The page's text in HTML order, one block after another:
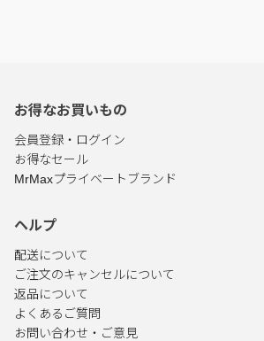
お得なお買いもの
会員登録・ログイン
お得なセール
MrMaxプライベートブランド
ヘルプ
配送について
ご注文のキャンセルについて
返品について
よくあるご質問
お問い合わせ・ご意見